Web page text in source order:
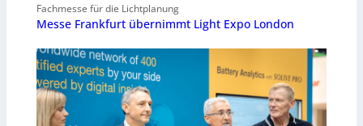
Fachmesse für die Lichtplanung
Messe Frankfurt übernimmt Light Expo London